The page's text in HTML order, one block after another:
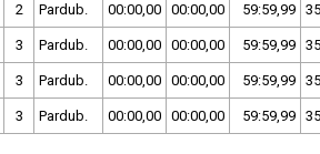
2 Pardub. 00:00,00 00:00,00 59:59,99
3 Pardub. 00:00,00 00:00,00 59:59,99
3 Pardub. 00:00,00 00:00,00 59:59,99
3 Pardub. 00:00,00 00:00,00 59:59,99